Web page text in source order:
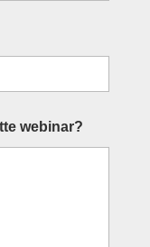
webinar?